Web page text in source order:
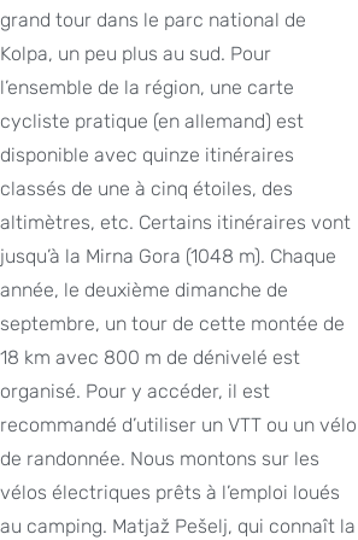
grand tour dans le parc national de
Kolpa, un peu plus au sud. Pour
l’ensemble de la région, une carte
cycliste pratique (en allemand) est
disponible avec quinze itinéraires
classés de une à cinq étoiles, des
altimètres, etc. Certains itinéraires vont
jusqu’à la Mirna Gora (1048 m). Chaque
année, le deuxième dimanche de
septembre, un tour de cette montée de
18 km avec 800 m de dénivelé est
organisé. Pour y accéder, il est
recommandé d’utiliser un VTT ou un vélo
de randonnée. Nous montons sur les
vélos électriques prêts à l’emploi loués
au camping. Matjaž Pešelj, qui connaît la